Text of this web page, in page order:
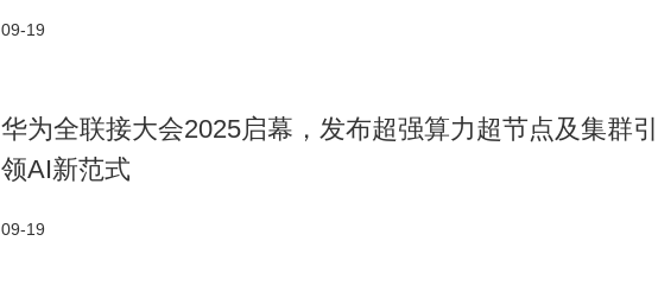
09-19
华为全联接大会2025启幕，发布超强算力超节点及集群引
领AI新范式
09-19